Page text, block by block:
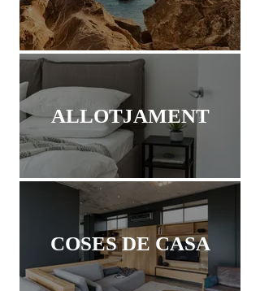
ALLOTJAMENT
COSES DE CASA